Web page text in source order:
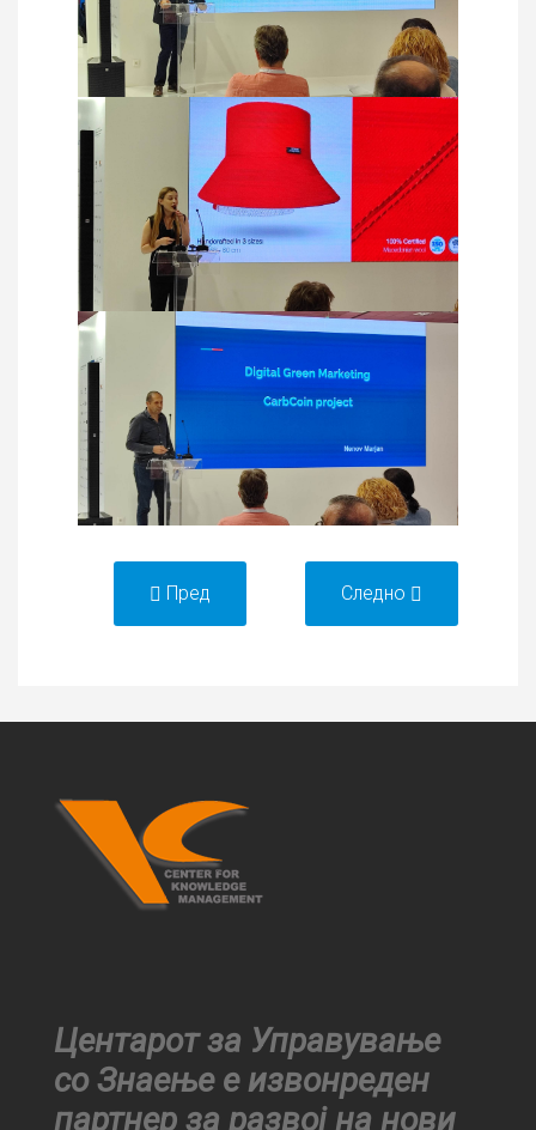
Пред Следно
Центарот за Управување
со Знаење е извонреден
партнер за развој на нови